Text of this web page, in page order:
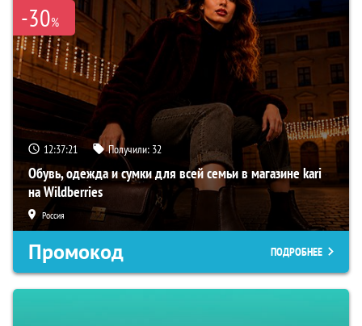
-30%
12:37:20 Получили: 32
Обувь, одежда и сумки для всей семьи в магазине kari
на Wildberries
Россия
Промокод ПОДРОБНЕЕ